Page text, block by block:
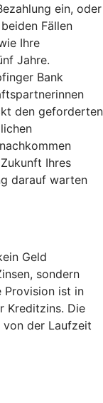
ein, oder
Fällen
Ihre
Jahre.
Bank
den geforderten
Ihres
darauf warten
Geld
sondern
Provision ist in
Kreditzins. Die
von der Laufzeit